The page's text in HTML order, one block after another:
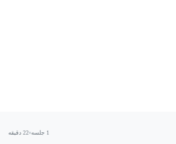
1 جلسه 22 دقیقه